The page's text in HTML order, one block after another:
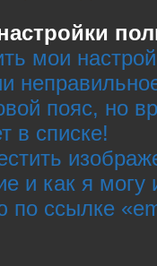
мои
пояс, но
в списке!
и как я могу
по ссылке